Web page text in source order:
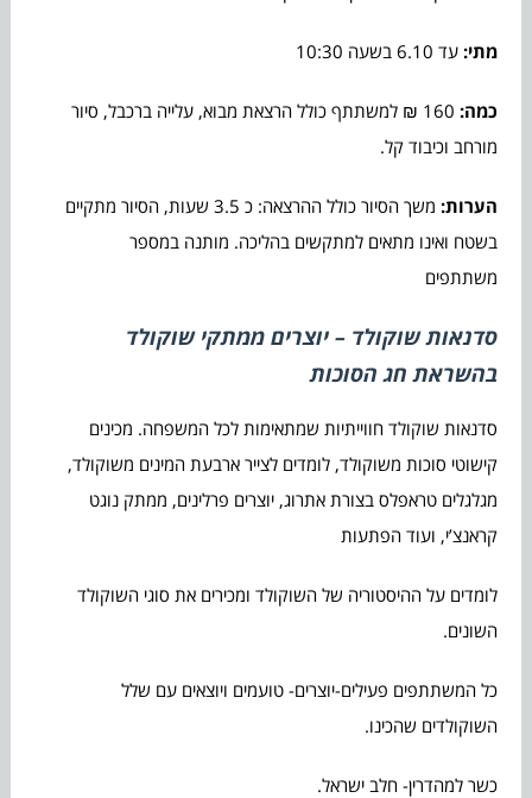
מתי: עד 6.10 בשעה 10:30
כמה:
160 ₪ למשתתף כולל הרצאת מבוא, עלייה ברכבל, סיור
מורחב וכיבוד קל.
הערות:
משך הסיור כולל ההרצאה: כ 3.5 שעות, הסיור מתקיים
בשטח ואינו מתאים למתקשים בהליכה. מותנה במספר
משתתפים
סדנאות שוקולד – יוצרים ממתקי שוקולד
בהשראת חג הסוכות
סדנאות שוקולד חווייתיות שמתאימות לכל המשפחה. מכינים
קישוטי סוכות משוקולד, לומדים לצייר ארבעת המינים משוקולד,
מגלגלים טראפלס בצורת אתרוג, יוצרים פרלינים, ממתק נוגט
קראנצ’י, ועוד הפתעות
לומדים על ההיסטוריה של השוקולד ומכירים את סוגי השוקולד
השונים.
כל המשתתפים פעילים-יוצרים- טועמים ויוצאים עם שלל
השוקולדים שהכינו.
כשר למהדרין- חלב ישראל.